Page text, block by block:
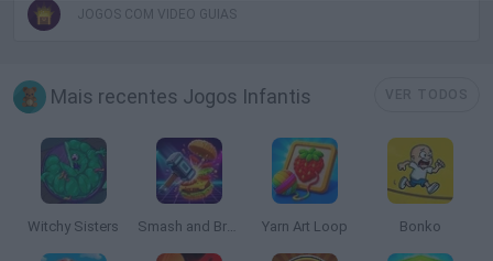
JOGOS COM VIDEO GUIAS
Mais recentes Jogos Infantis
Witchy Sisters Smash and Break Yarn Art Loop Bonko